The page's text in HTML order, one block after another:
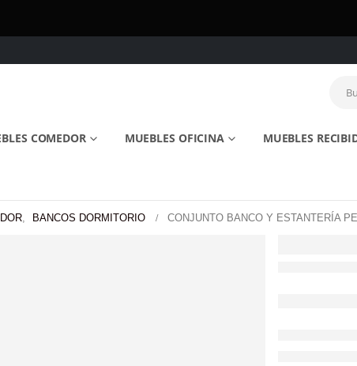
COMEDOR MUEBLES OFICINA MUEBLES
, BANCOS DORMITORIO CONJUNTO BANCO Y ESTANTERÍA